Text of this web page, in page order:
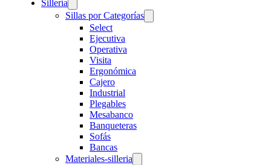
Sillería
Sillas por Categorías
Select
Ejecutiva
Operativa
Visita
Ergonómica
Cajero
Industrial
Plegables
Mesabanco
Banqueteras
Sofás
Bancas
Materiales-silleria